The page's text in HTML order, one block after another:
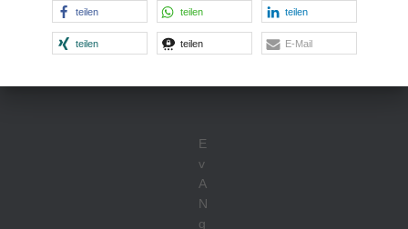
teilen teilen teilen
teilen teilen E-Mail
E
v
A
N
g